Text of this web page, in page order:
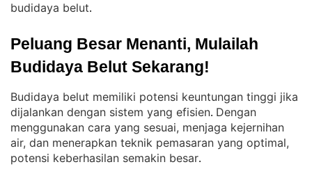
budidaya belut.
Peluang Besar Menanti, Mulailah
Budidaya Belut Sekarang!
Budidaya belut memiliki potensi keuntungan tinggi jika
dijalankan dengan sistem yang efisien. Dengan
menggunakan cara yang sesuai, menjaga kejernihan
air, dan menerapkan teknik pemasaran yang optimal,
potensi keberhasilan semakin besar.